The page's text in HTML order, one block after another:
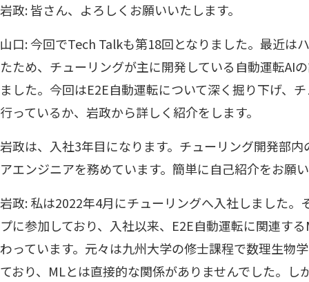
岩政: 皆さん、よろしくお願いいたします。
山口: 今回でTech Talkも第18回となりました。最近は
たため、チューリングが主に開発している自動運転AI
ました。今回はE2E自動運転について深く掘り下げ、
行っているか、岩政から詳しく紹介をします。
岩政は、入社3年目になります。チューリング開発部
アエンジニアを務めています。簡単に自己紹介をお願
岩政: 私は2022年4月にチューリングへ入社しました。
プに参加しており、入社以来、E2E自動運転に関連す
わっています。元々は九州大学の修士課程で数理生物
ており、MLとは直接的な関係がありませんでした。